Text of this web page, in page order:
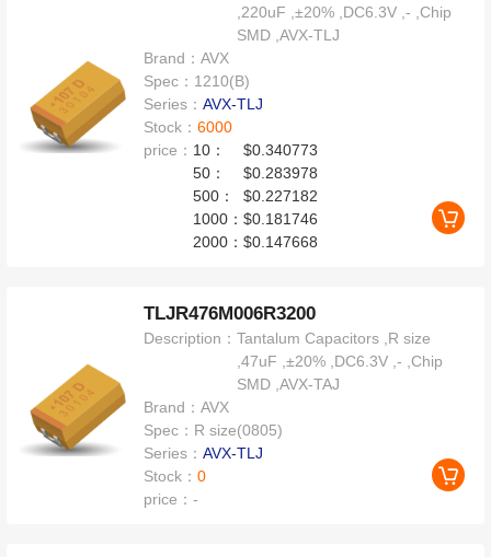
,220uF ,±20% ,DC6.3V ,- ,Chip
SMD ,AVX-TLJ
Brand：AVX
Spec： 1210(B)
Series：AVX-TLJ
Stock：6000
price： 10：
$0.340773
50：
$0.283978
500：
$0.227182
1000：$0.181746
2000：$0.147668
TLJR476M006R3200
Description：Tantalum Capacitors ,R size
,47uF ,±20% ,DC6.3V ,- ,Chip
SMD ,AVX-TAJ
Brand：AVX
Spec： R size(0805)
Series：AVX-TLJ
Stock：0
price：-